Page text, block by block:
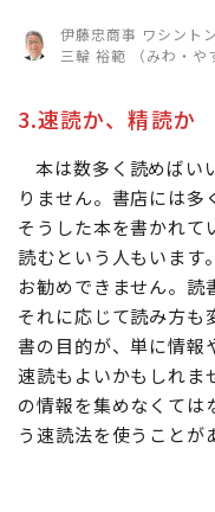
伊藤忠商事 ワシント
三輪 裕範 （みわ・や
3.速読か、精読か
本は数多く読めばい
りません。書店には多
そうした本を書かれて
読むという人もいます
お勧めできません。読
それに応じて読み方も
書の目的が、単に情報
速読もよいかもしれま
の情報を集めなくては
う速読法を使うことが